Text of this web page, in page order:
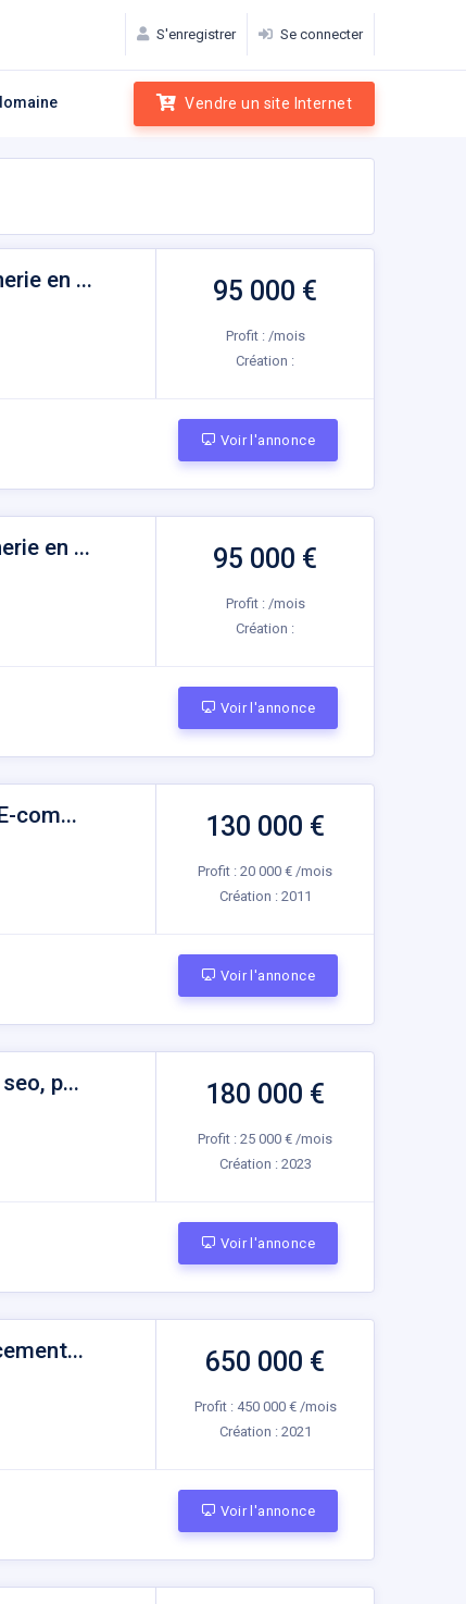
S'enregistrer Se connecter
Vendre un site Internet
en ... 95 000 €
Profit : /mois
Création :
Voir l'annonce
en ... 95 000 €
Profit : /mois
Création :
Voir l'annonce
com... 130 000 €
Profit : 20 000 € /mois
Création : 2011
Voir l'annonce
p... 180 000 €
Profit : 25 000 € /mois
Création : 2023
Voir l'annonce
650 000 €
Profit : 450 000 € /mois
Création : 2021
Voir l'annonce